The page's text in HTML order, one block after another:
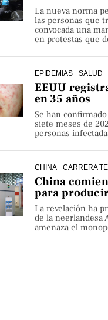
La nueva norma
las personas que
convocada una
en protestas que
EPIDEMIAS SALUD
EEUU
en 35 años
Se han
siete meses de
personas
CHINA CARRERA
China
para
La revelación ha
de la neerlandesa
amenaza el